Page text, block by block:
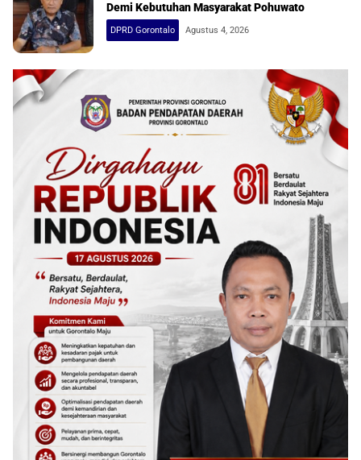
Demi Kebutuhan Masyarakat Pohuwato
DPRD Gorontalo Agustus 4, 2026